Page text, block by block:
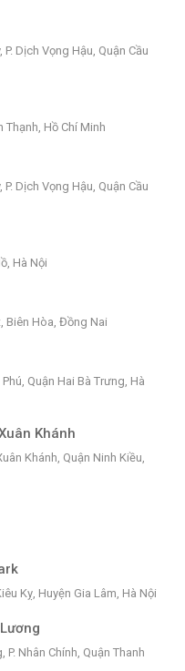
Dịch Vọng Hậu, Quận Cầu
Thạnh, Hồ Chí Minh
Dịch Vọng Hậu, Quận Cầu
Hà Nội
Biên Hòa, Đồng Nai
Quận Hai Bà Trưng, Hà
Khánh
Khánh, Quận Ninh Kiều,
Kỵ, Huyện Gia Lâm, Hà Nội
Nhân Chính, Quận Thanh